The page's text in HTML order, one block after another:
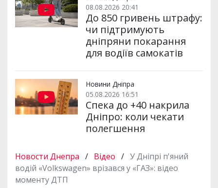
08.08.2026 20:41
До 850 гривень штрафу:
чи підтримують
дніпряни покарання
для водіїв самокатів
Новини Дніпра
05.08.2026 16:51
Спека до +40 накрила
Дніпро: коли чекати
полегшення
Новости Днепра / Відео / У Дніпрі п'яний
водій «Volkswagen» врізався у «ГАЗ»: відео
моменту ДТП